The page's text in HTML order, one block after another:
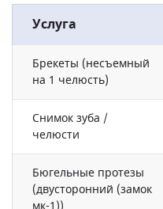
Услуга
Брекеты (несъемный
на 1 челюсть)
Снимок зуба /
челюсти
Бюгельные протезы
(двусторонний (замок